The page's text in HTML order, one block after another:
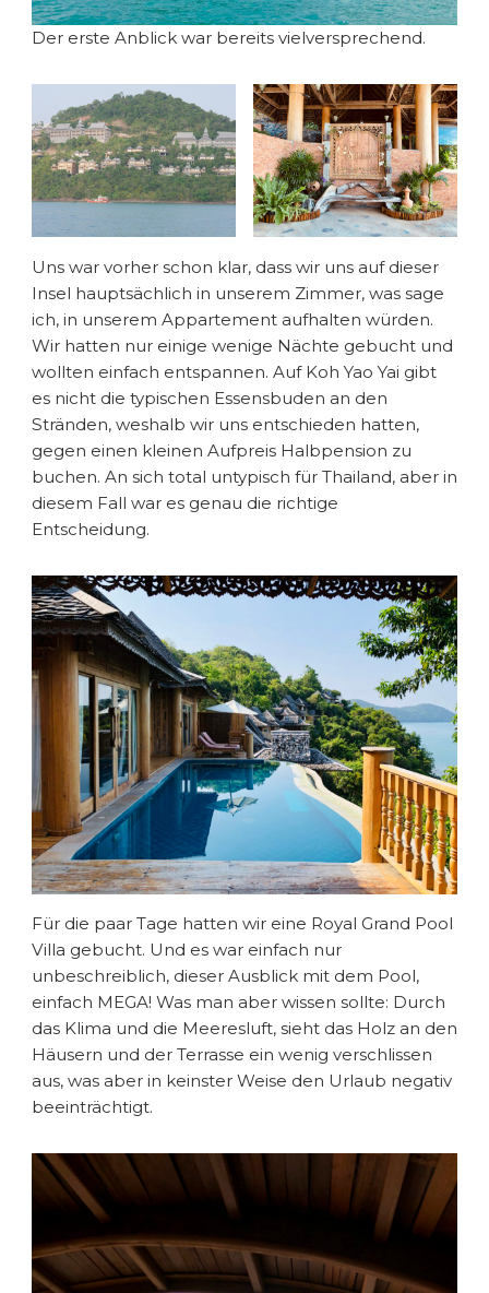
Der erste Anblick war bereits vielversprechend.
Uns war vorher schon klar, dass wir uns auf dieser
Insel hauptsächlich in unserem Zimmer, was sage
ich, in unserem Appartement aufhalten würden.
Wir hatten nur einige wenige Nächte gebucht und
wollten einfach entspannen. Auf Koh Yao Yai gibt
es nicht die typischen Essensbuden an den
Stränden, weshalb wir uns entschieden hatten,
gegen einen kleinen Aufpreis Halbpension zu
buchen. An sich total untypisch für Thailand, aber in
diesem Fall war es genau die richtige
Entscheidung.
Für die paar Tage hatten wir eine Royal Grand Pool
Villa gebucht. Und es war einfach nur
unbeschreiblich, dieser Ausblick mit dem Pool,
einfach MEGA! Was man aber wissen sollte: Durch
das Klima und die Meeresluft, sieht das Holz an den
Häusern und der Terrasse ein wenig verschlissen
aus, was aber in keinster Weise den Urlaub negativ
beeinträchtigt.